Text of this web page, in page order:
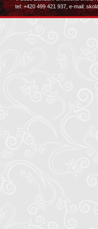
tel: +420 499 421 937, e-mail: